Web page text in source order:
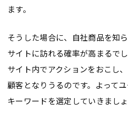
ます。
そうした場合に、自社商品を知
サイトに訪れる確率が高まるで
サイト内でアクションをおこし
顧客となりうるのです。よって
キーワードを選定していきましょ